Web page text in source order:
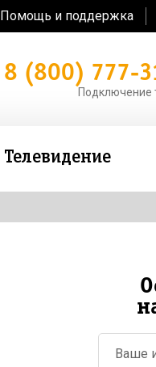
Помощь и поддержка
8 (800) 777-
Подключение
Телевидение